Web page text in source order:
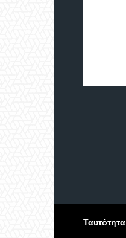
Ταυτότητα